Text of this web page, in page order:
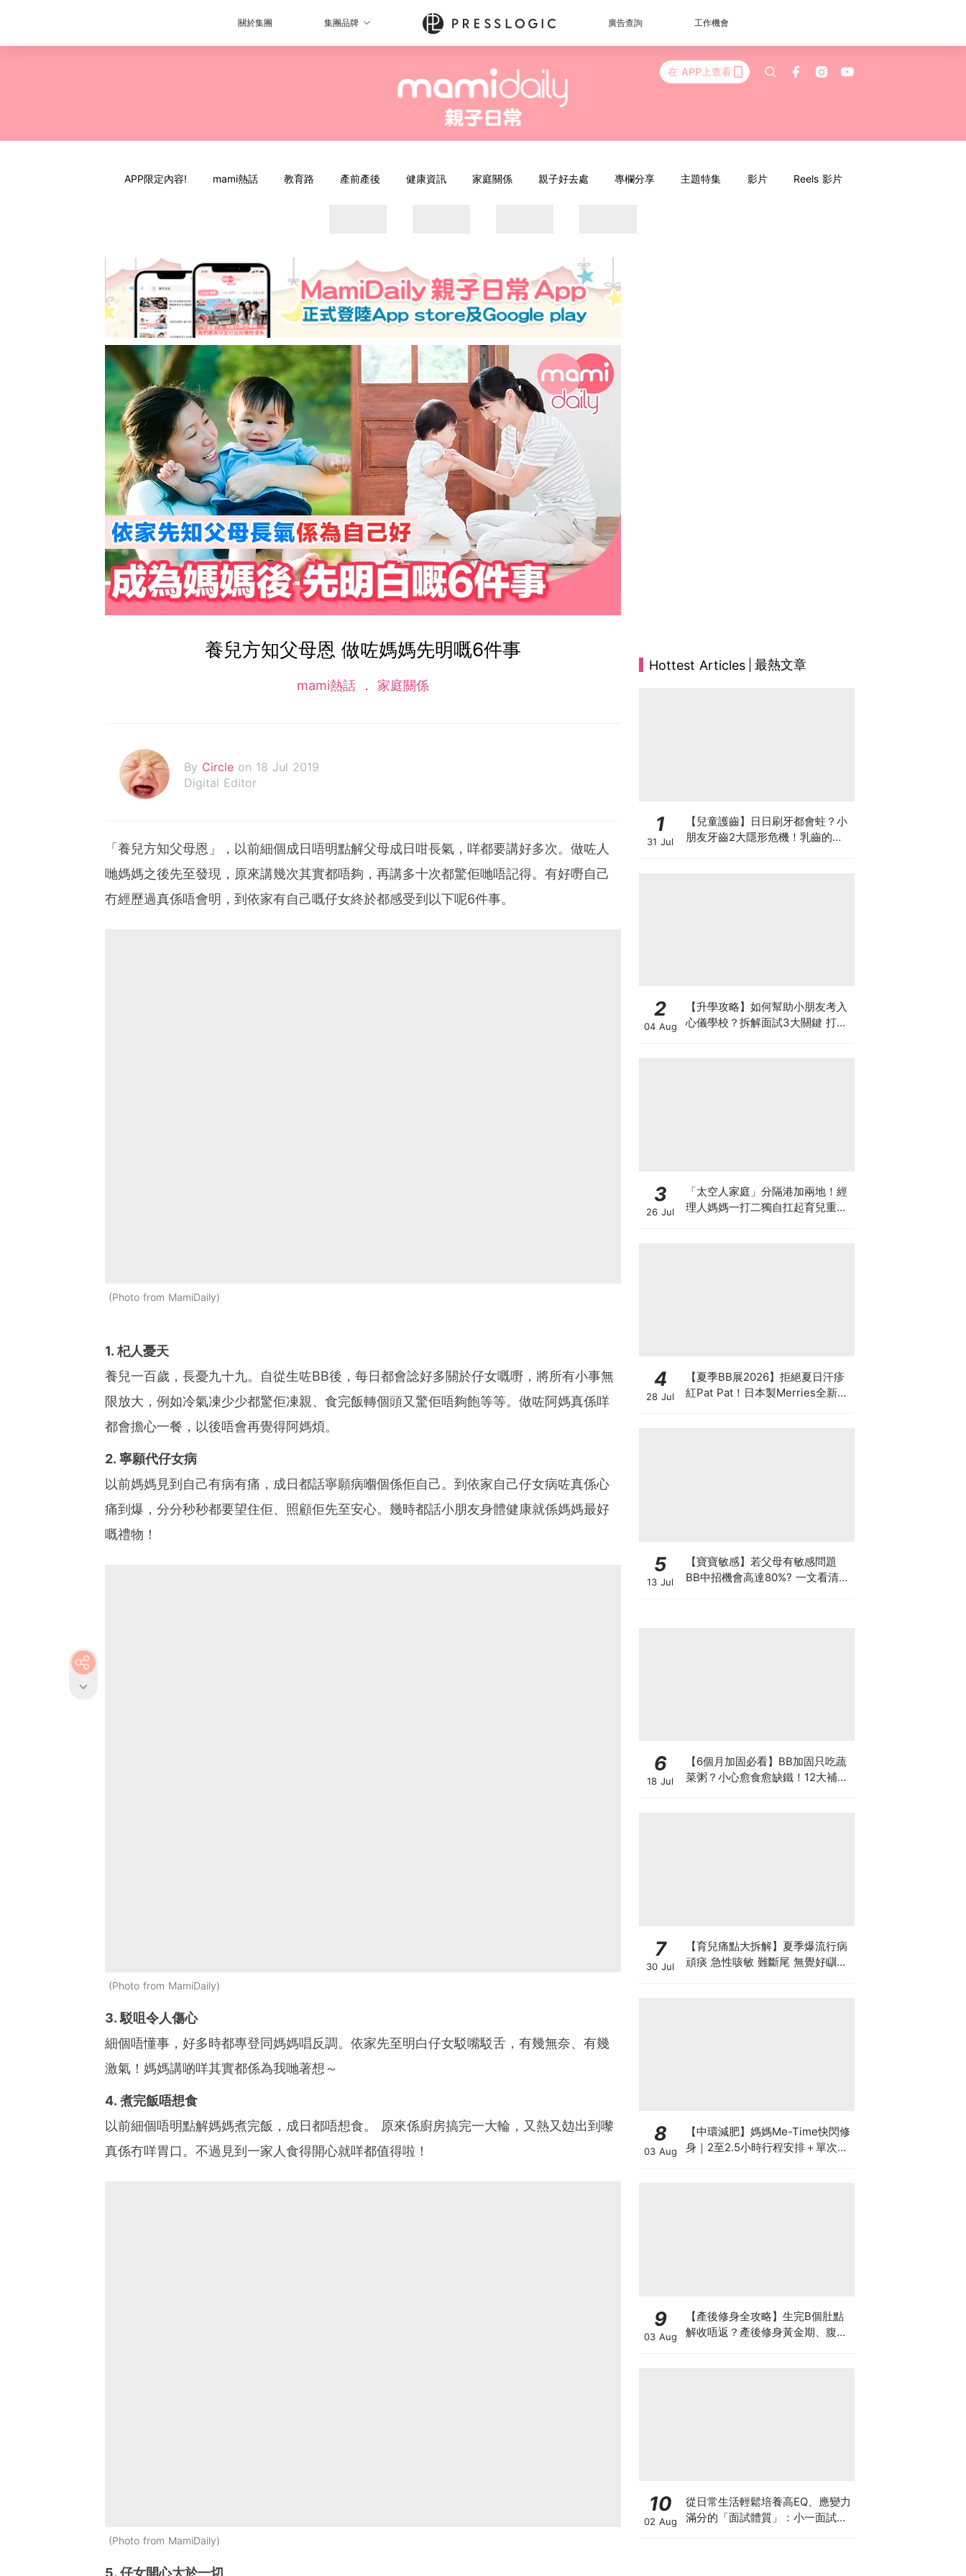
關於集團 集團品牌 廣告查詢 工作機會
在 APP上查看
APP限定內容! mami熱話 教育路 產前產後 健康資訊 家庭關係 親子好去處 專欄分享 主題特集 影片 Reels 影片
養兒方知父母恩 做咗媽媽先明嘅6件事
mami熱話 家庭關係
By Circle on 18 Jul 2019
Digital Editor
「養兒方知父母恩」，以前細個成日唔明點解父母成日咁長氣，咩都要講好多次。做咗人
哋媽媽之後先至發現，原來講幾次其實都唔夠，再講多十次都驚佢哋唔記得。有好嘢自己
冇經歷過真係唔會明，到依家有自己嘅仔女終於都感受到以下呢6件事。
Photo from MamiDaily
1. 杞人憂天
養兒一百歲，長憂九十九。自從生咗BB後，每日都會諗好多關於仔女嘅嘢，將所有小事無
限放大，例如冷氣凍少少都驚佢凍親、食完飯轉個頭又驚佢唔夠飽等等。做咗阿媽真係咩
都會擔心一餐，以後唔會再覺得阿媽煩。
2. 寧願代仔女病
以前媽媽見到自己有病有痛，成日都話寧願病嗰個係佢自己。到依家自己仔女病咗真係心
痛到爆，分分秒秒都要望住佢、照顧佢先至安心。幾時都話小朋友身體健康就係媽媽最好
嘅禮物！
Photo from MamiDaily
3. 駁咀令人傷心
細個唔懂事，好多時都專登同媽媽唱反調。依家先至明白仔女駁嘴駁舌，有幾無奈、有幾
激氣！媽媽講啲咩其實都係為我哋著想～
4. 煮完飯唔想食
以前細個唔明點解媽媽煮完飯，成日都唔想食。 原來係廚房搞完一大輪，又熱又攰出到嚟
真係冇咩胃口。不過見到一家人食得開心就咩都值得啦！
Photo from MamiDaily
5. 仔女開心大於一切
Hottest Articles 最熱文章
1
31 Jul
【兒童護齒】日日刷牙都會蛀？小
朋友牙齒2大隱形危機！乳齒的琺
2
04 Aug
【升學攻略】如何幫助小朋友考入
心儀學校？拆解面試3大關鍵 打好
3
26 Jul
「太空人家庭」分隔港加兩地！經
理人媽媽一打二獨自扛起育兒重
4
28 Jul
【夏季BB展2026】拒絕夏日汗疹
紅Pat Pat！日本製Merries全新超
5
13 Jul
【寶寶敏感】若父母有敏感問題
BB中招機會高達80%? 一文看清預
6
18 Jul
【6個月加固必看】BB加固只吃蔬
菜粥？小心愈食愈缺鐵！12大補鐵
7
30 Jul
【育兒痛點大拆解】夏季爆流行病
頑痰 急性咳敏 難斷尾 無覺好瞓？
8
03 Aug
【中環減肥】媽媽Me-Time快閃修
身｜2至2.5小時行程安排＋單次收
9
03 Aug
【產後修身全攻略】生完B個肚點
解收唔返？產後修身黃金期、腹直
10
02 Aug
從日常生活輕鬆培養高EQ、應變力
滿分的「面試體質」：小一面試最